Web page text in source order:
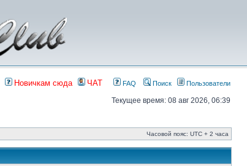
Новичкам сюда ЧАТ FAQ Поиск Пользователи
Текущее время: 08 авг 2026, 06:39
Часовой пояс: UTC + 2 часа